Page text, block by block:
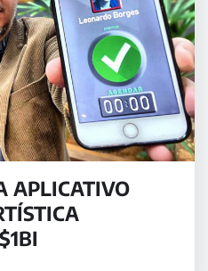
APLICATIVO